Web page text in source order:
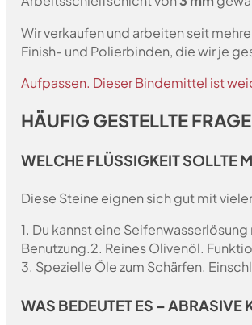
Wir verkaufen und arbeiten seit
Finish- und Polierbinden, die wir je
Aufpassen. Dieser Bindemittel ist
HÄUFIG GESTELLTE
WELCHE FLÜSSIGKEIT SOLLTE
Diese Steine eignen sich gut mit
1. Du kannst eine
Benutzung.2. Reines Olivenöl.
3. Spezielle Öle zum Schärfen.
WAS BEDEUTET ES –